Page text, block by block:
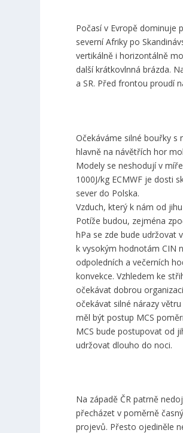
Počasí v Evropě dominuje
severní Afriky po
vertikálně i horizontálně
další krátkovlnná brázda.
a SR. Před frontou proudí
Očekáváme silné bouřky s
hlavně na návětřích hor
Modely se neshodují v
1000J/kg ECMWF je dosti
sever do Polska.
Vzduch, který k nám od
Potíže budou, zejména
hPa se zde bude udržovat
k vysokým hodnotám CIN
odpoledních a večerních
konvekce. Vzhledem ke
očekávat dobrou
očekávat silné nárazy
měl být postup MCS
MCS bude postupovat od
udržovat dlouho do noci.
Na západě ČR patrně
přecházet v poměrně
projevů. Přesto ojediněle